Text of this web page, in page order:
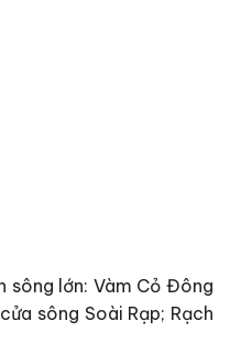
lớn: Vàm Cỏ Đông
sông Soài Rạp; Rạch